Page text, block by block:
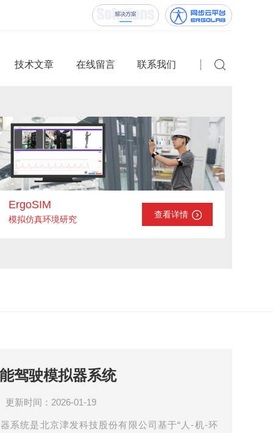
技术文章 在线留言 联系我们
ErgoSIM
模拟仿真环境研究 查看详情
驾驶模拟器系统
更新时间：2026-01-19
系统是北京津发科技股份有限公司基于“人-机-环